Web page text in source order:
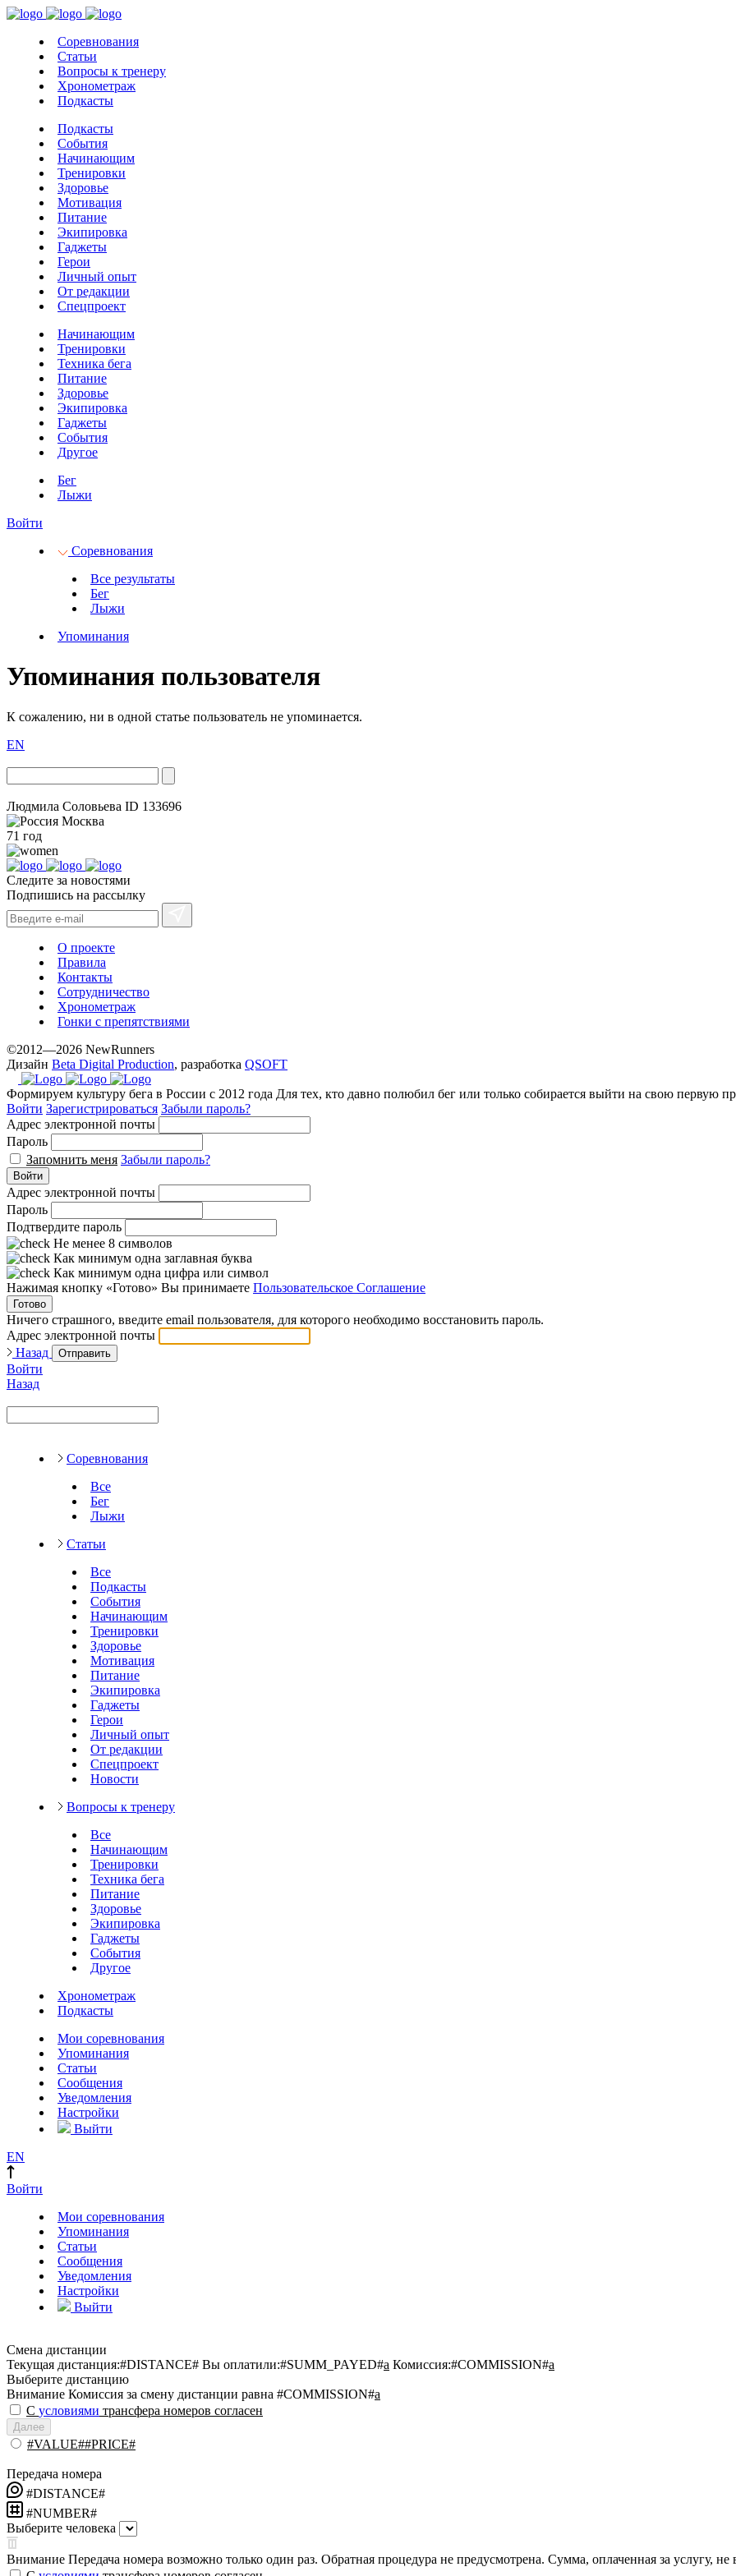
Соревнования
Статьи
Вопросы к тренеру
Хронометраж
Подкасты
Подкасты
События
Начинающим
Тренировки
Здоровье
Мотивация
Питание
Экипировка
Гаджеты
Герои
Личный опыт
От редакции
Спецпроект
Начинающим
Тренировки
Техника бега
Питание
Здоровье
Экипировка
Гаджеты
События
Другое
Бег
Лыжи
Войти
Соревнования
Все результаты
Бег
Лыжи
Упоминания
Упоминания пользователя
К сожалению, ни в одной статье пользователь не упоминается.
EN
Людмила Соловьева ID 133696
Москва
71 год
Следите за новостями
Подпишись на рассылку
О проекте
Правила
Контакты
Сотрудничество
Хронометраж
Гонки с препятствиями
©2012—2026 NewRunners
Дизайн Beta Digital Production, разработка QSOFT
Формируем культуру бега в России с 2012 года Для тех, кто давно полюбил бег или только собирается выйти на свою первую
Войти Зарегистрироваться Забыли пароль?
Адрес электронной почты
Пароль
Запомнить меня Забыли пароль?
Войти
Адрес электронной почты
Пароль
Подтвердите пароль
Не менее 8 символов
Как минимум одна заглавная буква
Как минимум одна цифра или символ
Нажимая кнопку «Готово» Вы принимаете Пользовательское Соглашение
Готово
Ничего страшного, введите email пользователя, для которого необходимо восстановить пароль.
Адрес электронной почты
Назад
Отправить
Войти
Назад
Соревнования
Все
Бег
Лыжи
Статьи
Все
Подкасты
События
Начинающим
Тренировки
Здоровье
Мотивация
Питание
Экипировка
Гаджеты
Герои
Личный опыт
От редакции
Спецпроект
Новости
Вопросы к тренеру
Все
Начинающим
Тренировки
Техника бега
Питание
Здоровье
Экипировка
Гаджеты
События
Другое
Хронометраж
Подкасты
Мои соревнования
Упоминания
Статьи
Сообщения
Уведомления
Настройки
Выйти
EN
Войти
Мои соревнования
Упоминания
Статьи
Сообщения
Уведомления
Настройки
Выйти
Смена дистанции
Текущая дистанция:#DISTANCE# Вы оплатили:#SUMM_PAYED#a Комиссия:#COMMISSION#a
Выберите дистанцию
Внимание Комиссия за смену дистанции равна #COMMISSION#a
С условиями трансфера номеров согласен
Далее
#VALUE##PRICE#
Передача номера
#DISTANCE#
#NUMBER#
Выберите человека
Внимание Передача номера возможно только один раз. Обратная процедура не предусмотрена. Сумма, оплаченная за услугу, не